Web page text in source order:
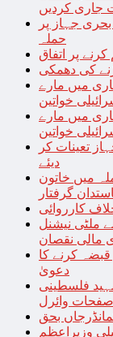
جاری کردیں
جہاز پر
حملہ
پر اتفاق
کی دھمکی
میں مارے
خواتین
میں مارے
خواتین
بحری جہاز تعینات کر
دیئے
250 شہید ، رملہ میں خاتون
گرفتار
ملٹی نیشنل
مالی نقصان
کرنے کا
دعویٰ
فلسطینی
وائرل
بحق
وزیراعظم